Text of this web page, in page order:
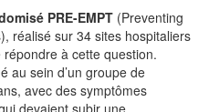
PRE-EMPT (Preventing
réalisé sur 34 sites hospitaliers
à cette question.
au sein d’un groupe de
avec des symptômes
devaient subir une